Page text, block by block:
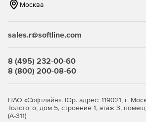
Мастер настройки для быстрого
неограниченного числа
серверов и рабочих станций.
Москва
sales.r@softline.com
8 (495) 232-00-60
8 (800) 200-08-60
ПАО «Софтлайн». Юр. адрес: 119021, г.
Толстого, дом 5, строение 1, этаж 3,
(А-311)